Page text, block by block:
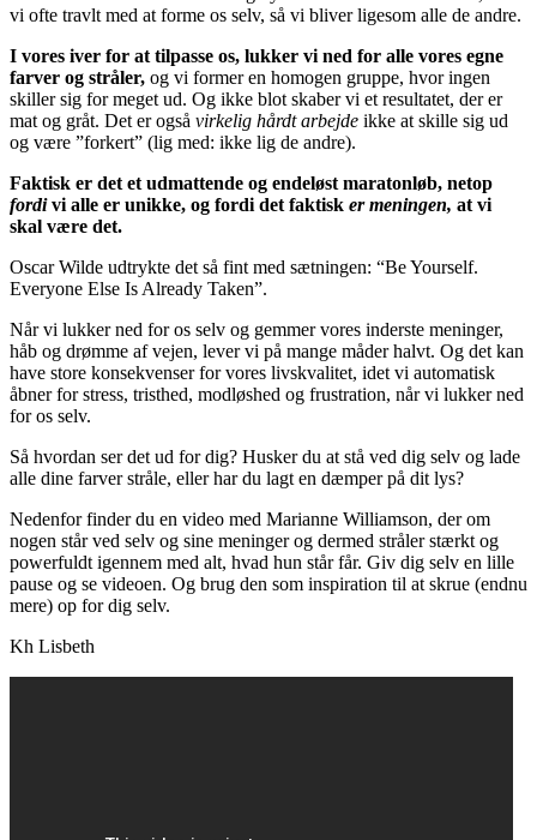
vi ofte travlt med at forme os selv, så vi bliver ligesom alle de andre.
I vores iver for at tilpasse os, lukker vi ned for alle vores egne
farver og stråler, og vi former en homogen gruppe, hvor ingen
skiller sig for meget ud. Og ikke blot skaber vi et resultatet, der er
mat og gråt. Det er også virkelig hårdt arbejde ikke at skille sig ud
og være ”forkert” (lig med: ikke lig de andre).
Faktisk er det et udmattende og endeløst maratonløb, netop
fordivi alle er unikke, og fordi det faktisk er meningen, at vi
skal være det.
Oscar Wilde udtrykte det så fint med sætningen: “Be Yourself.
Everyone Else Is Already Taken”.
Når vi lukker ned for os selv og gemmer vores inderste meninger,
håb og drømme af vejen, lever vi på mange måder halvt. Og det kan
have store konsekvenser for vores livskvalitet, idet vi automatisk
åbner for stress, tristhed, modløshed og frustration, når vi lukker ned
for os selv.
Så hvordan ser det ud for dig? Husker du at stå ved dig selv og lade
alle dine farver stråle, eller har du lagt en dæmper på dit lys?
Nedenfor finder du en video med Marianne Williamson, der om
nogen står ved selv og sine meninger og dermed stråler stærkt og
powerfuldt igennem med alt, hvad hun står får. Giv dig selv en lille
pause og se videoen. Og brug den som inspiration til at skrue (endnu
mere) op for dig selv.
Kh Lisbeth